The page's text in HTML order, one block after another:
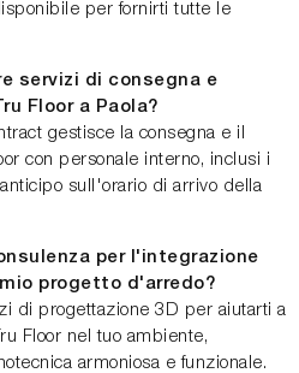
per fornirti tutte le
servizi di consegna e
Floor a Paola?
gestisce la consegna e il
con personale interno, inclusi i
sull'orario di arrivo della
per l'integrazione
progetto d'arredo?
di progettazione 3D per aiutarti a
Floor nel tuo ambiente,
armoniosa e funzionale.